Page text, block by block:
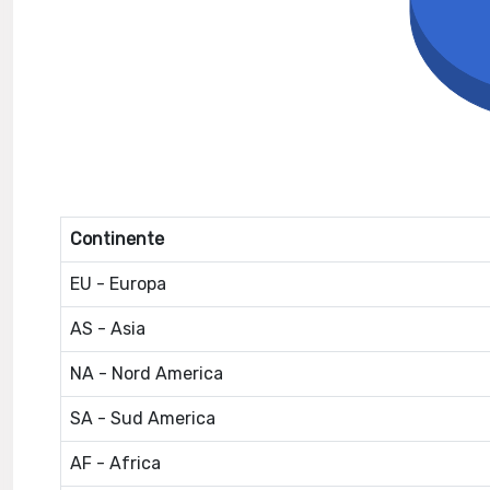
Continente
EU - Europa
AS - Asia
NA - Nord America
SA - Sud America
AF - Africa